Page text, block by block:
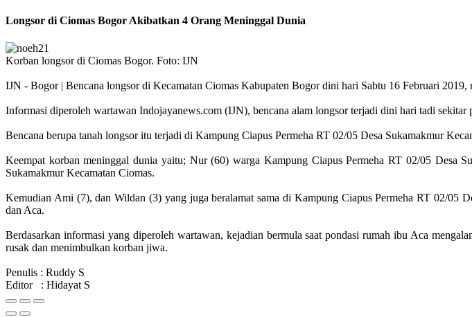
Longsor di Ciomas Bogor Akibatkan 4 Orang Meninggal Dunia
Korban longsor di Ciomas Bogor. Foto: IJN
IJN - Bogor | Bencana longsor di Kecamatan Ciomas Kabupaten Bogor dini hari Sabtu 16 Februari
Informasi diperoleh wartawan Indojayanews.com (IJN), bencana alam longsor terjadi dini hari tadi
Bencana berupa tanah longsor itu terjadi di Kampung Ciapus Permeha RT 02/05 Desa Sukamakmur
Keempat korban meninggal dunia yaitu; Nur (60) warga Kampung Ciapus Permeha RT 02/05 Desa
Sukamakmur Kecamatan Ciomas.
Kemudian Ami (7), dan Wildan (3) yang juga beralamat sama di Kampung Ciapus Permeha RT 02/05
dan Aca.
Berdasarkan informasi yang diperoleh wartawan, kejadian bermula saat pondasi rumah ibu Aca
rusak dan menimbulkan korban jiwa.
Penulis : Ruddy S
Editor : Hidayat S